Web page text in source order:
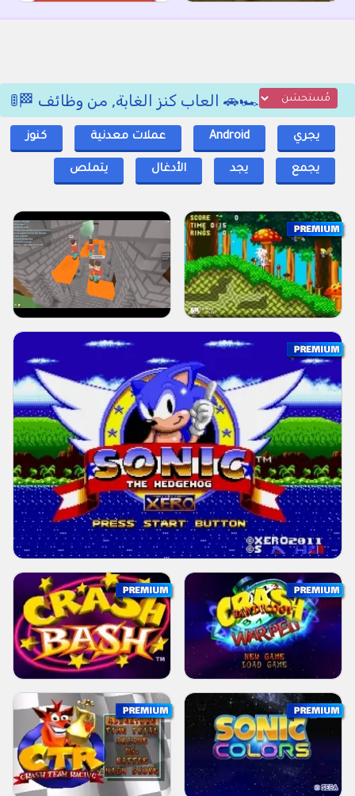
🏎️🚗 العاب كنز الغابة, من وظائف 🏁🚦
يجري Android عملات معدنية كنوز
يجمع يجد الأدغال يتملص